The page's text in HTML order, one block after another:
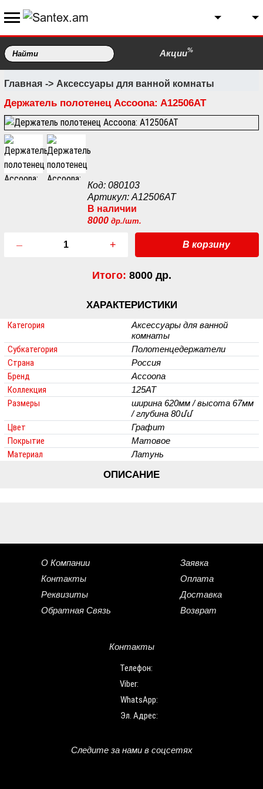
Акции%
Главная Аксессуары для ванной комнаты
Держатель полотенец Accoona: A12506AT
Код: 080103
Артикул: A12506AT
В наличии
8000 др./шт.
– + В корзину
Итого: 8000 др.
ХАРАКТЕРИСТИКИ
Категория
Аксессуары для ванной
комнаты
Субкатегория Полотенцедержатели
Страна Россия
Бренд Accoona
Коллекция 125AT
Размеры
ширина 620мм / высота 67мм
/ глубина 80մմ
Цвет Графит
Покрытие Матовое
Материал Латунь
ОПИСАНИЕ
О Компании
Контакты
Реквизиты
Обратная Связь
Заявка
Оплата
Доставка
Возврат
Контакты
Телефон:
Viber:
WhatsApp:
Эл. Адрес:
Следите за нами в соцсетях